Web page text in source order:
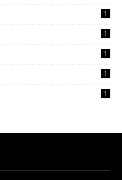
1
1
1
1
1